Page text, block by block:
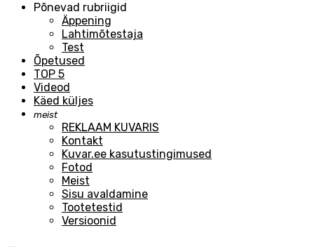
Põnevad rubriigid
Äppening
Lahtimõtestaja
Test
Õpetused
TOP 5
Videod
Käed küljes
meist
REKLAAM KUVARIS
Kontakt
Kuvar.ee kasutustingimused
Fotod
Meist
Sisu avaldamine
Tootetestid
Versioonid